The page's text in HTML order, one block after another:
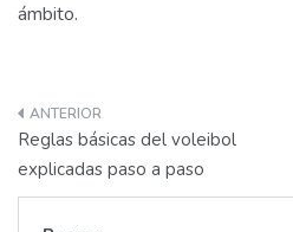
ámbito.
Navegación
de
entradas
Reglas básicas del voleibol
explicadas paso a paso